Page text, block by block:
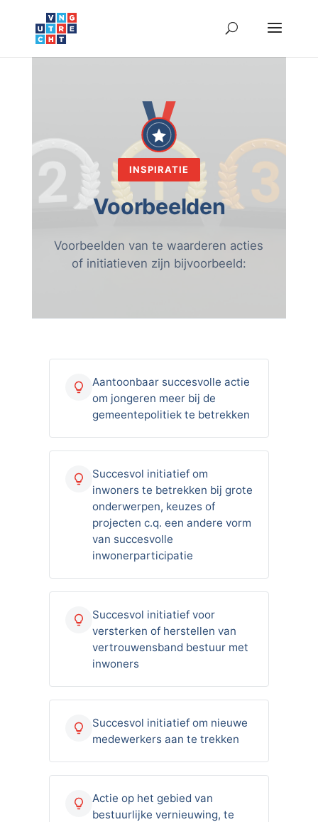
INSPIRATIE
Voorbeelden
Voorbeelden van te waarderen acties
of initiatieven zijn bijvoorbeeld:
Aantoonbaar succesvolle actie
om jongeren meer bij de
gemeentepolitiek te betrekken
Succesvol initiatief om
inwoners te betrekken bij grote
onderwerpen, keuzes of
projecten c.q. een andere vorm
van succesvolle
inwonerparticipatie
Succesvol initiatief voor
versterken of herstellen van
vertrouwensband bestuur met
inwoners
Succesvol initiatief om nieuwe
medewerkers aan te trekken
Actie op het gebied van
bestuurlijke vernieuwing, te